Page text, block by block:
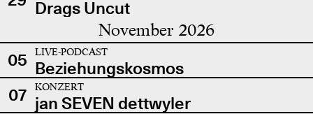
Drags Uncut
November 2026
05 LIVE-PODCAST
Beziehungskosmos
07
KONZERT
jan SEVEN dettwyler